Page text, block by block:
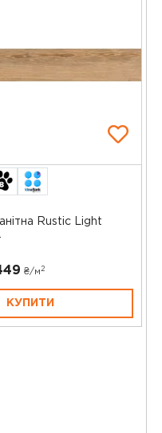
Rustic Light
₴/м2
КУПИТИ